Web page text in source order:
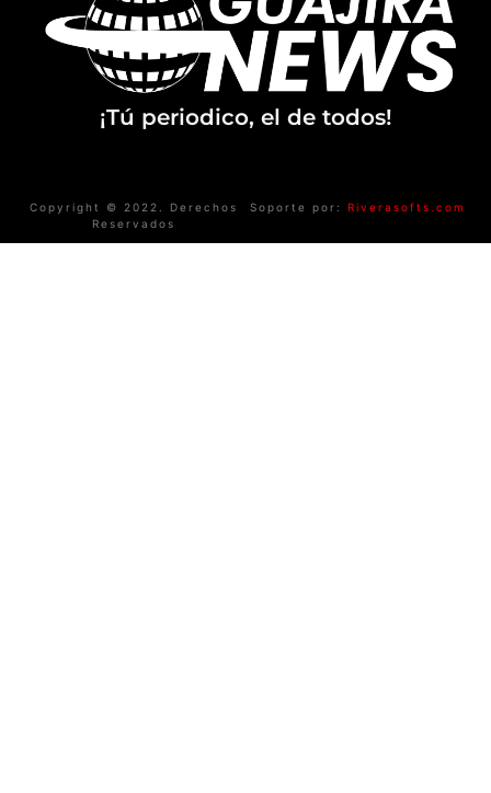
¡Tú periodico, el de todos!
Copyright © 2022. Derechos
Reservados
Soporte por: Riverasofts.com